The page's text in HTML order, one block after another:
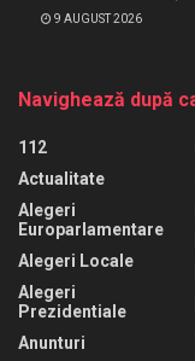
9 AUGUST 2026
Navighează după
112
Actualitate
Alegeri
Europarlamentare
Alegeri Locale
Alegeri
Prezidentiale
Anunturi